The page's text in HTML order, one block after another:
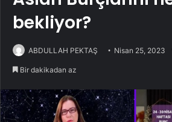
bekliyor?
ABDULLAH PEKTAŞ Nisan 25, 2023
Bir dakikadan az